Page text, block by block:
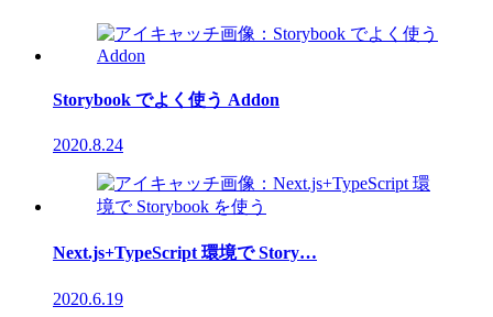
Storybook でよく使う Addon
2020.8.24
Next.js+TypeScript 環境で Story…
2020.6.19